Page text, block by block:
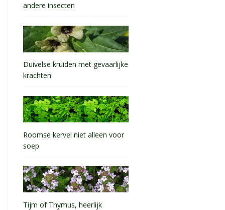
andere insecten
Duivelse kruiden met gevaarlijke
krachten
Roomse kervel niet alleen voor
soep
Tijm of Thymus, heerlijk